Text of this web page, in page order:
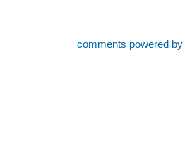
comments powered